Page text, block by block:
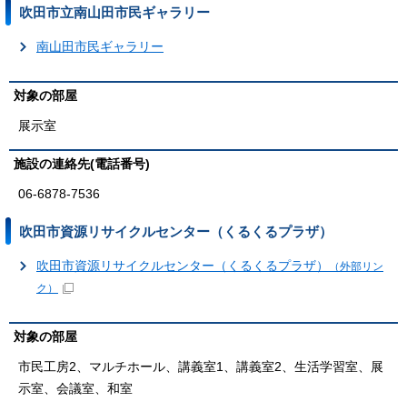
吹田市立南山田市民ギャラリー
南山田市民ギャラリー
対象の部屋
展示室
施設の連絡先(電話番号)
06-6878-7536
吹田市資源リサイクルセンター（くるくるプラザ）
吹田市資源リサイクルセンター（くるくるプラザ）
（外部リン
ク）
対象の部屋
市民工房2、マルチホール、講義室1、講義室2、生活学習室、展
示室、会議室、和室